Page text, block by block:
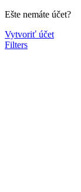
Ešte nemáte účet?
Vytvoriť účet
Filters